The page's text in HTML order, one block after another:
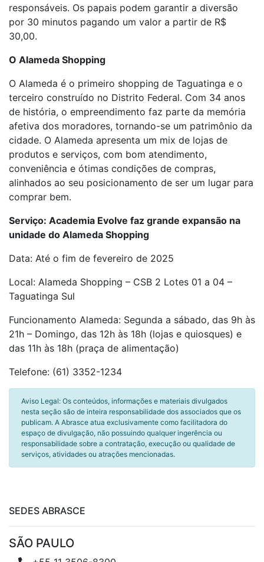
responsáveis. Os papais podem garantir a diversão
por 30 minutos pagando um valor a partir de R$
30,00.
O Alameda Shopping
O Alameda é o primeiro shopping de Taguatinga e o
terceiro construído no Distrito Federal. Com 34 anos
de história, o empreendimento faz parte da memória
afetiva dos moradores, tornando-se um patrimônio da
cidade. O Alameda apresenta um mix de lojas de
produtos e serviços, com bom atendimento,
conveniência e ótimas condições de compras,
alinhados ao seu posicionamento de ser um lugar para
comprar bem.
Serviço: Academia Evolve faz grande expansão na
unidade do Alameda Shopping
Data: Até o fim de fevereiro de 2025
Local: Alameda Shopping – CSB 2 Lotes 01 a 04 –
Taguatinga Sul
Funcionamento Alameda: Segunda a sábado, das 9h às
21h – Domingo, das 12h às 18h (lojas e quiosques) e
das 11h às 18h (praça de alimentação)
Telefone: (61) 3352-1234
Aviso Legal: Os conteúdos, informações e materiais divulgados
nesta seção são de inteira responsabilidade dos associados que os
publicam. A Abrasce atua exclusivamente como facilitadora do
espaço de divulgação, não possuindo qualquer ingerência ou
responsabilidade sobre a contratação, execução ou qualidade de
serviços, atividades ou atrações mencionadas.
SEDES ABRASCE
SÃO PAULO